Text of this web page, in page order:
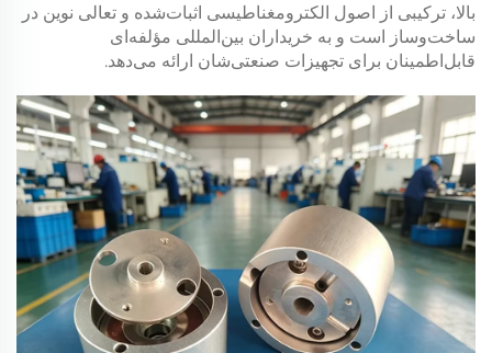
بالا، ترکیبی از اصول الکترومغناطیسی اثبات‌شده و تعالی نوین در
ساخت‌وساز است و به خریداران بین‌المللی مؤلفه‌ای
قابل‌اطمینان برای تجهیزات صنعتی‌شان ارائه می‌دهد.